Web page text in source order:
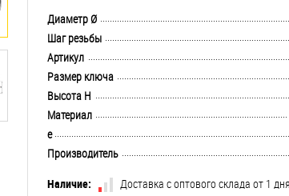
Диаметр Ø
Шаг резьбы
Артикул
Размер ключа
Высота H
Материал
e
Производитель
Наличие:
Доставка с оптового склада от 1 дня